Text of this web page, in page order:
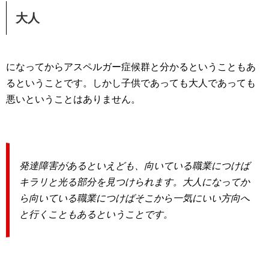
大人
になってからアスペルガー症候群と分かるということもあ
るということです。しかし子供であっても大人であっても
悪いということはありません。
発達障害があるといえども、向いている職業につけば
キラリと光る部分を見つけられます。大人になってか
ら向いている職業につけばそこから一気にいい方向へ
と行くこともあるということです。